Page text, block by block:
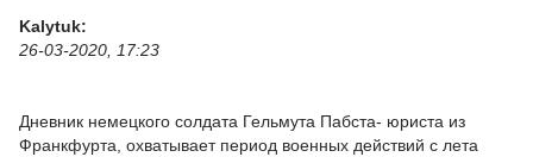
Kalytuk:
26-03-2020, 17:23
Дневник немецкого солдата Гельмута Пабста- юриста из
Франкфурта, охватывает период военных действий с лета